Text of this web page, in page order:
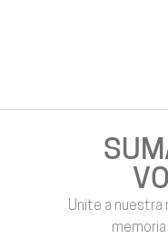
Unite a nuestra